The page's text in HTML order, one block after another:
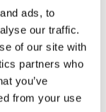
ads, to
our traffic.
of our site with
partners who
you’ve
from your use
som er
Eriksen. Endre
er utgitt på Juritzen
om Rudy, en